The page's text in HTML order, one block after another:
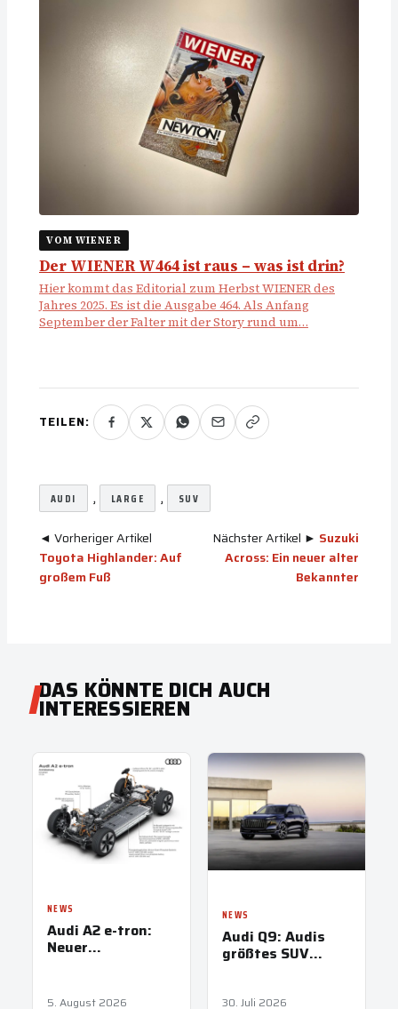
VOM WIENER
Der WIENER W464 ist raus – was ist drin?
Hier kommt das Editorial zum Herbst WIENER des
Jahres 2025. Es ist die Ausgabe 464. Als Anfang
September der Falter mit der Story rund um…
TEILEN:
AUDI , LARGE , SUV
◄ Vorheriger Artikel
Toyota Highlander: Auf
großem Fuß
Nächster Artikel ► Suzuki
Across: Ein neuer alter
Bekannter
DAS KÖNNTE DICH AUCH
INTERESSIEREN
NEWS
Audi A2 e-tron:
Neuer
5. August 2026
NEWS
Audi Q9: Audis
größtes SUV
30. Juli 2026